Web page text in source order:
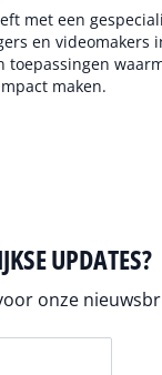
met een
en videomakers
toepassingen
maken.
UPDATES?
onze